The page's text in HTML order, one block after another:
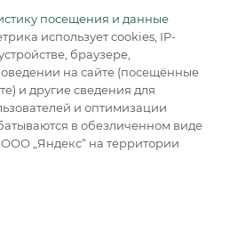
на сайте, носит
и не является публичной
Статьи 437 (2) ГК РФ.
посещения и данные
использует cookies, IP-
браузере,
на сайте (посещённые
и другие сведения для
и оптимизации
в обезличенном виде
„Яндекс“ на территории